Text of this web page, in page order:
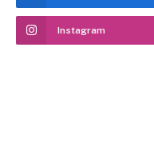
Instagram